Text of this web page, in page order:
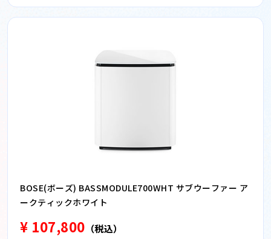
BOSE(ボーズ) BASSMODULE700WHT サブウーファー ア
ークティックホワイト
¥ 107,800 （税込）